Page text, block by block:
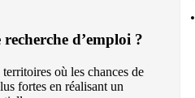
d’emploi ?
où les chances de
fortes en réalisant un